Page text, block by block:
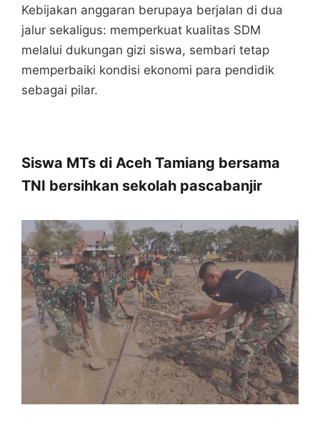
Kebijakan anggaran berupaya berjalan di dua
jalur sekaligus: memperkuat kualitas SDM
melalui dukungan gizi siswa, sembari tetap
memperbaiki kondisi ekonomi para pendidik
sebagai pilar.
Siswa MTs di Aceh Tamiang bersama
TNI bersihkan sekolah pascabanjir